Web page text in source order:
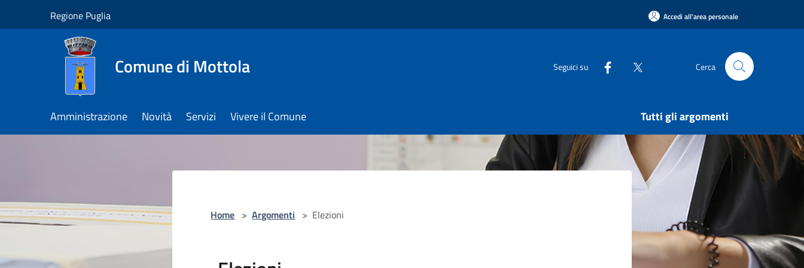
Regione Puglia Accedi all'area personale
Comune di Mottola Seguici su Cerca
Amministrazione Novità Servizi Vivere il Comune Tutti gli argomenti
Home > Argomenti > Elezioni